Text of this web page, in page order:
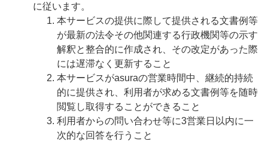
に従います。
本サービスの提供に際して提供される文書例等
が最新の法令その他関連する行政機関等の示す
解釈と整合的に作成され、その改定があった際
には遅滞なく更新すること
本サービスがasuraの営業時間中、継続的持続
的に提供され、利用者が求める文書例等を随時
閲覧し取得することができること
利用者からの問い合わせ等に3営業日以内に一
次的な回答を行うこと